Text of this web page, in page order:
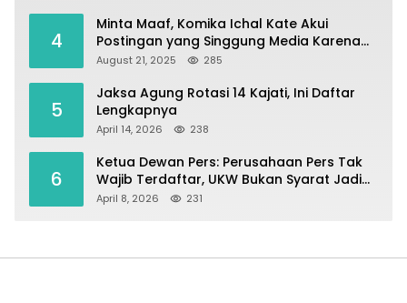
4
Minta Maaf, Komika Ichal Kate Akui
Postingan yang Singgung Media Karena
Emosi
August 21, 2025 285
5
Jaksa Agung Rotasi 14 Kajati, Ini Daftar
Lengkapnya
April 14, 2026 238
6
Ketua Dewan Pers: Perusahaan Pers Tak
Wajib Terdaftar, UKW Bukan Syarat Jadi
Wartawan
April 8, 2026 231